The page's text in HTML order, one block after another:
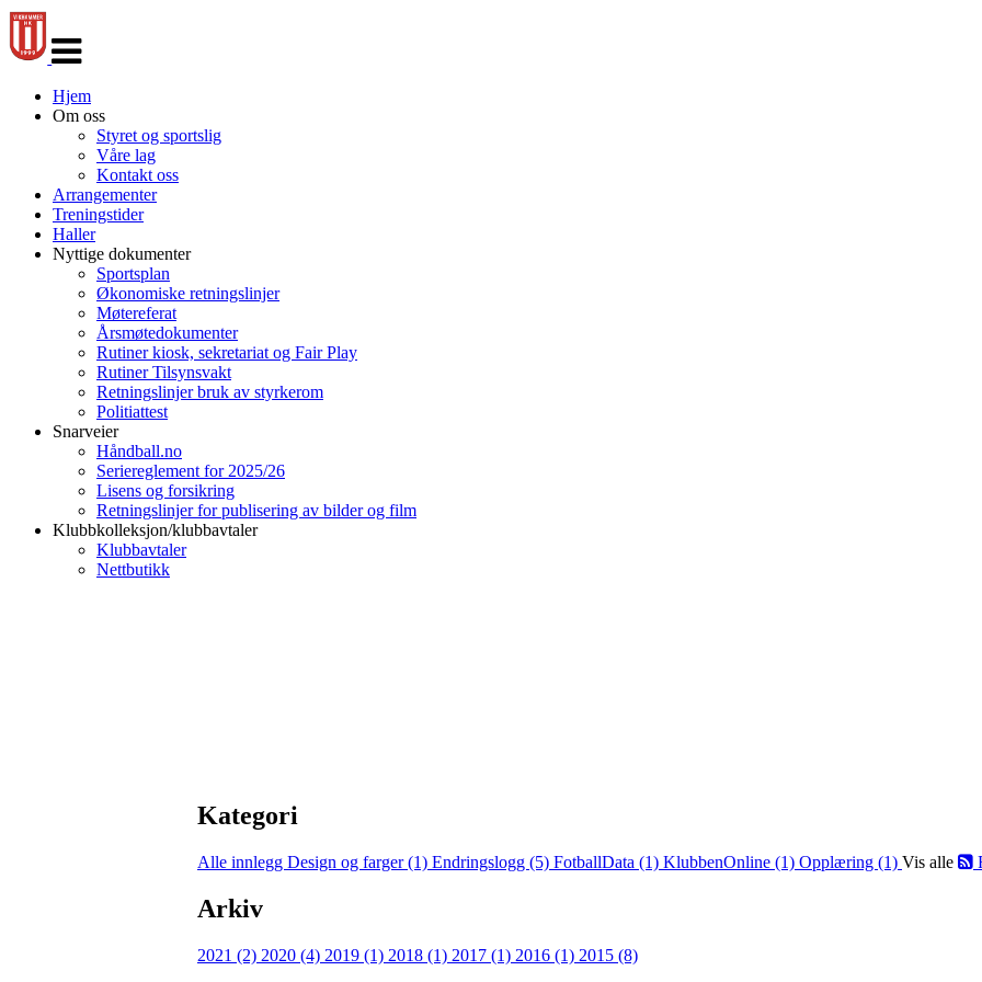
navigasjon
Hjem
Om oss
Styret og sportslig
Våre lag
Kontakt oss
Arrangementer
Treningstider
Haller
Nyttige dokumenter
Sportsplan
Økonomiske retningslinjer
Møtereferat
Årsmøtedokumenter
Rutiner kiosk, sekretariat og Fair Play
Rutiner Tilsynsvakt
Retningslinjer bruk av styrkerom
Politiattest
Snarveier
Håndball.no
Seriereglement for 2025/26
Lisens og forsikring
Retningslinjer for publisering av bilder og film
Klubbkolleksjon/klubbavtaler
Klubbavtaler
Nettbutikk
Kategori
Alle innlegg Design og farger (1) Endringslogg (5) FotballData (1) KlubbenOnline (1) Opplæring (1) Vis alle
Arkiv
2021 (2) 2020 (4) 2019 (1) 2018 (1) 2017 (1) 2016 (1) 2015 (8)